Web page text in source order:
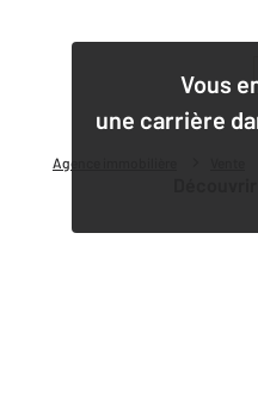
Agence immobilière
Vous
une carrière